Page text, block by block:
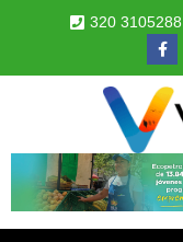
320 3105288